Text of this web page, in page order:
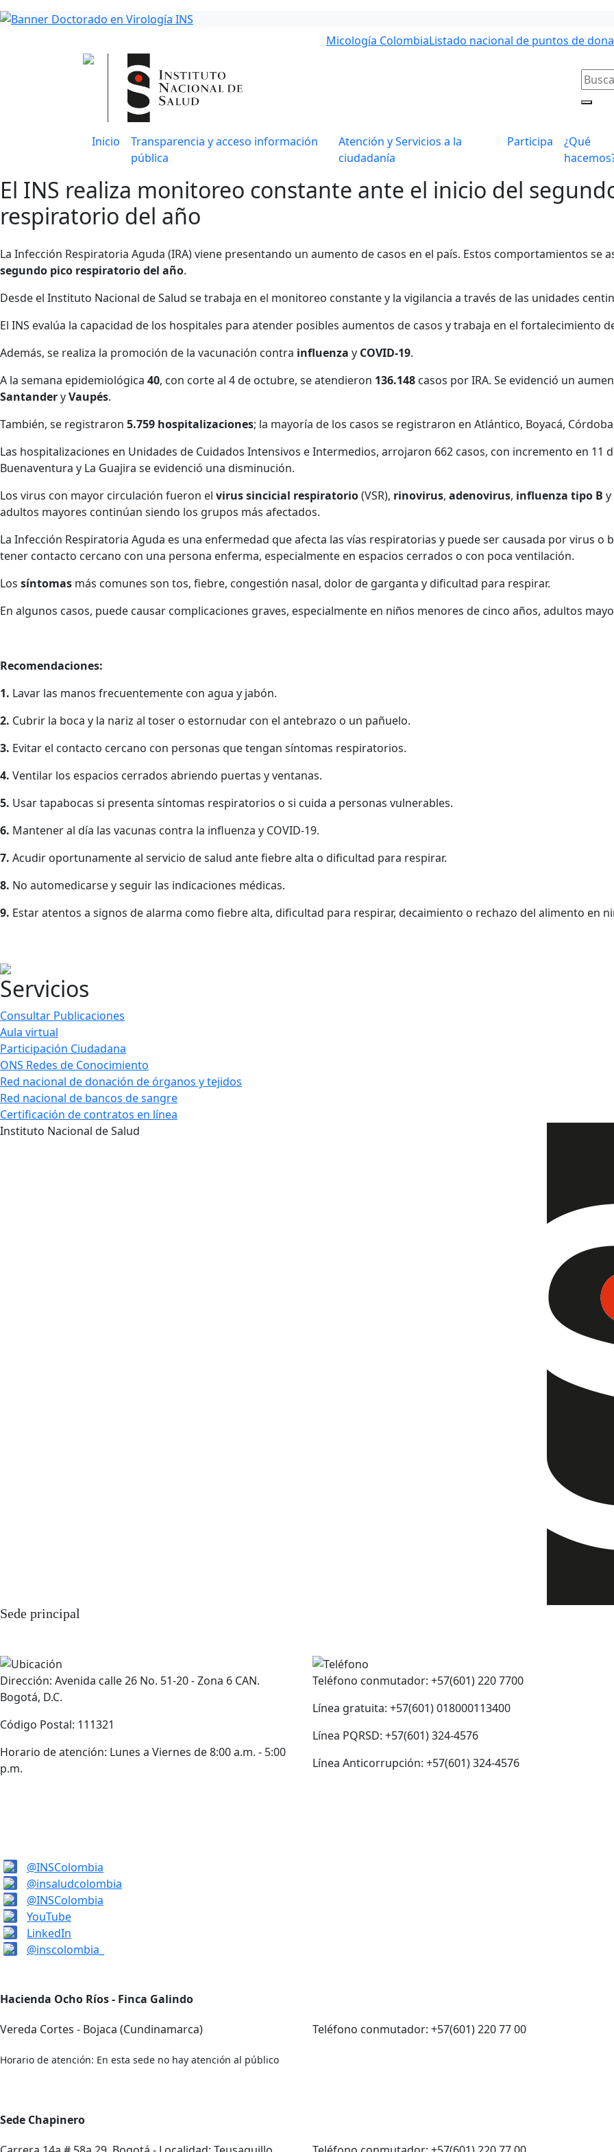
Micología ColombiaListado nacional de puntos de
Inicio
Transparencia y acceso información
pública
Atención y Servicios a la
ciudadanía
Participa
¿Qué
El INS realiza monitoreo constante ante el inicio del
respiratorio del año
La Infección Respiratoria Aguda (IRA) viene presentando un aumento de casos en el país. Estos comportamientos se
segundo pico respiratorio del año.
Desde el Instituto Nacional de Salud se trabaja en el monitoreo constante y la vigilancia a través de las unidades
El INS evalúa la capacidad de los hospitales para atender posibles aumentos de casos y trabaja en el fortalecimiento
Además, se realiza la promoción de la vacunación contra influenza y COVID-19.
A la semana epidemiológica 40, con corte al 4 de octubre, se atendieron 136.148 casos por IRA. Se evidenció un
SantanderyVaupés.
También, se registraron 5.759 hospitalizaciones; la mayoría de los casos se registraron en Atlántico, Boyacá,
Las hospitalizaciones en Unidades de Cuidados Intensivos e Intermedios, arrojaron 662 casos, con incremento en
Buenaventura y La Guajira se evidenció una disminución.
Los virus con mayor circulación fueron el virus sincicial respiratorio(VSR), rinovirus, adenovirus, influenza tipo B y
adultos mayores continúan siendo los grupos más afectados.
La Infección Respiratoria Aguda es una enfermedad que afecta las vías respiratorias y puede ser causada por virus
tener contacto cercano con una persona enferma, especialmente en espacios cerrados o con poca ventilación.
Los síntomas más comunes son tos, fiebre, congestión nasal, dolor de garganta y dificultad para respirar.
En algunos casos, puede causar complicaciones graves, especialmente en niños menores de cinco años, adultos
Recomendaciones:
1. Lavar las manos frecuentemente con agua y jabón.
2. Cubrir la boca y la nariz al toser o estornudar con el antebrazo o un pañuelo.
3. Evitar el contacto cercano con personas que tengan síntomas respiratorios.
4. Ventilar los espacios cerrados abriendo puertas y ventanas.
5. Usar tapabocas si presenta síntomas respiratorios o si cuida a personas vulnerables.
6. Mantener al día las vacunas contra la influenza y COVID-19.
7. Acudir oportunamente al servicio de salud ante fiebre alta o dificultad para respirar.
8. No automedicarse y seguir las indicaciones médicas.
9. Estar atentos a signos de alarma como fiebre alta, dificultad para respirar, decaimiento o rechazo del alimento en
Servicios
Consultar Publicaciones
Aula virtual
Participación Ciudadana
ONS Redes de Conocimiento
Red nacional de donación de órganos y tejidos
Red nacional de bancos de sangre
Certificación de contratos en línea
Instituto Nacional de Salud
Sede principal
Dirección: Avenida calle 26 No. 51-20 - Zona 6 CAN.
Bogotá, D.C.
Código Postal: 111321
Horario de atención: Lunes a Viernes de 8:00 a.m. - 5:00
p.m.
Teléfono conmutador: +57(601) 220 7700
Línea gratuita: +57(601) 018000113400
Línea PQRSD: +57(601) 324-4576
Línea Anticorrupción: +57(601) 324-4576
@INSColombia
@insaludcolombia
@INSColombia
YouTube
LinkedIn
@inscolombia_
Hacienda Ocho Ríos - Finca Galindo
Vereda Cortes - Bojaca (Cundinamarca)
Teléfono conmutador: +57(601) 220 77 00
Horario de atención: En esta sede no hay atención al público
Sede Chapinero